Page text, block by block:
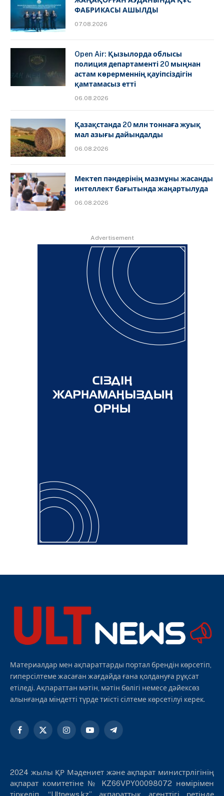
ФАБРИКАСЫ АШЫЛДЫ
07.08.2026
Open Air: Қызылорда облысы
полиция департаменті 20 мыңнан
астам көрерменнің қауіпсіздігін
қамтамасыз етті
06.08.2026
Қазақстанда 20 млн тоннаға жуық
мал азығы дайындалды
06.08.2026
Мектеп пәндерінің мазмұны жасанды
интеллект бағытында жаңартылуда
06.08.2026
Advertisement
Материалдар мен ақпараттарды портал брендін көрсетіп,
гиперсілтеме жасаған жағдайда ғана қолдануға рұқсат
етіледі. Ақпараттан мәтін, мәтін бөлігі немесе дәйексөз
алынғанда міндетті түрде тиісті сілтеме көрсетілуі керек.
Facebook
X
InstagramYouTubeTelegram
2024 жылы ҚР Мәдениет және ақпарат министрлігінің
ақпарат комитетіне № KZ66VPY00098072 нөмірімен
тіркеліп, “Ultnews.kz” ақпараттық агенттігі ретінде